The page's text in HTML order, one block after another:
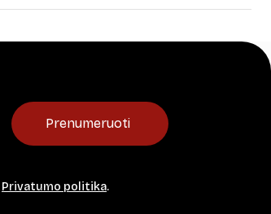
Prenumeruoti
Privatumo politika.